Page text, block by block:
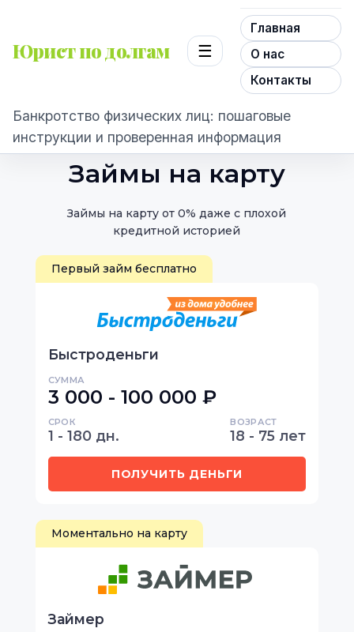
Юрист по долгам ☰
Главная
О нас
Контакты
Банкротство физических лиц: пошаговые
инструкции и проверенная информация
Займы на карту
Займы на карту от 0% даже с плохой
кредитной историей
Первый займ бесплатно
Быстроденьги
СУММА
3 000 - 100 000 ₽
СРОК
1 - 180 дн.
ВОЗРАСТ
18 - 75 лет
ПОЛУЧИТЬ ДЕНЬГИ
Моментально на карту
Займер